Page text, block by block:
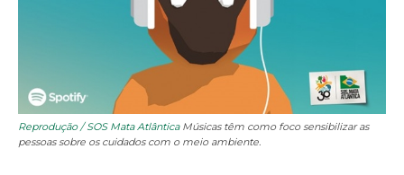
Reprodução / SOS Mata AtlânticaMúsicas têm como foco sensibilizar as
pessoas sobre os cuidados com o meio ambiente.